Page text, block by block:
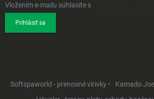
Vložením e-mailu súhlasíte s
Prihlásiť sa
Softspaworld - prenosné vírivky •
Kamado